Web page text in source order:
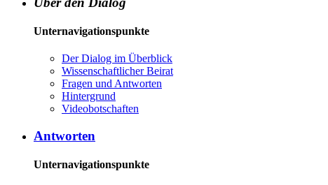
Unternavigationspunkte
Der Dia­log im Über­blick
Wis­sen­schaft­li­cher Bei­rat
Fra­gen und Ant­wor­ten
Hin­ter­grund
Vi­deo­bot­schaf­ten
Antworten
Unternavigationspunkte